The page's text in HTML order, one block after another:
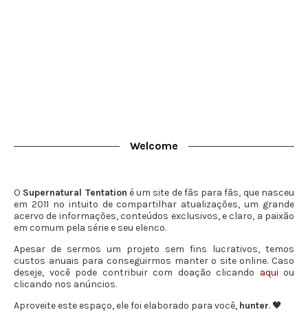
Welcome
O Supernatural Tentation é um site de fãs para fãs, que nasceu
em 2011 no intuito de compartilhar atualizações, um grande
acervo de informações, conteúdos exclusivos, e claro, a paixão
em comum pela série e seu elenco.
Apesar de sermos um projeto sem fins lucrativos, temos
custos anuais para conseguirmos manter o site online. Caso
deseje, você pode contribuir com doação clicando aqui ou
clicando nos anúncios.
Aproveite este espaço, ele foi elaborado para você, hunter. 🖤